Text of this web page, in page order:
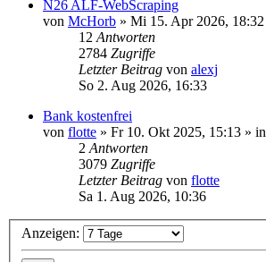
N26 ALF-WebScraping
von McHorb » Mi 15. Apr 2026, 18:32
12 Antworten
2784 Zugriffe
Letzter Beitrag von alexj
So 2. Aug 2026, 16:33
Bank kostenfrei
von flotte » Fr 10. Okt 2025, 15:13 » in
2 Antworten
3079 Zugriffe
Letzter Beitrag von flotte
Sa 1. Aug 2026, 10:36
Anzeigen: